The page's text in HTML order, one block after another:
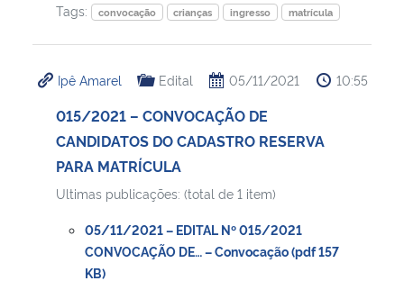
Tags:
convocação crianças ingresso matrícula
Ipê Amarel Edital 05/11/2021 10:55
015/2021 – CONVOCAÇÃO DE
CANDIDATOS DO CADASTRO RESERVA
PARA MATRÍCULA
Ultimas publicações: (total de 1 item)
05/11/2021 – EDITAL Nº 015/2021
CONVOCAÇÃO DE… – Convocação (pdf 157
KB)